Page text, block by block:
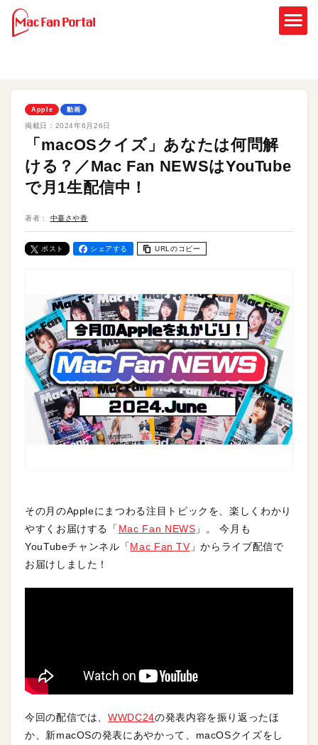
Apple 動画
掲載日： 2024年6月26日
「macOSクイズ」あなたは何問解
ける？／Mac Fan NEWSはYouTube
で月1生配信中！
著者： 中臺さや香
ポスト シェアする URLのコピー
その月のAppleにまつわる注目トピックを、楽しくわかり
やすくお届けする「 Mac Fan NEWS 」。 今月も
YouTubeチャンネル「Mac Fan TV 」からライブ配信で
お届けしました！
今回の配信では、WWDC24の発表内容を振り返ったほ
か、新macOSの発表にあやかって、macOSクイズをし